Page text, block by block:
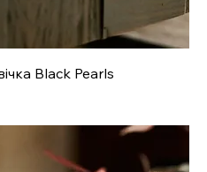
Black Pearls